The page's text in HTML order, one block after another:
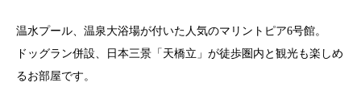
温水プール、温泉大浴場が付いた人気のマリントピア6号館。
ドッグラン併設、日本三景「天橋立」が徒歩圏内と観光も楽しめ
るお部屋です。